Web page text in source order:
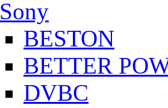
Sony
BESTON
BETTER
DVBC